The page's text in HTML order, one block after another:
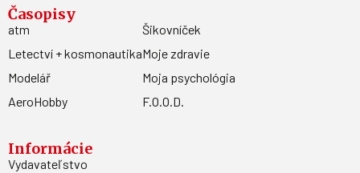
Časopisy
atm
Letectví + kosmonautika
Modelář
AeroHobby
Šikovníček
Moje zdravie
Moja psychológia
F.O.O.D.
Informácie
Vydavateľstvo